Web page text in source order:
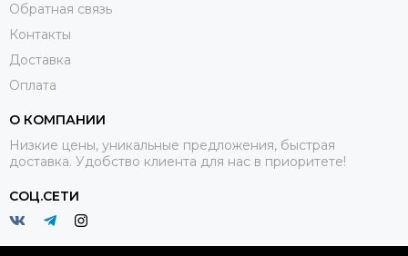
Обратная связь
Контакты
Доставка
Оплата
О КОМПАНИИ
Низкие цены, уникальные предложения, быстрая
доставка. Удобство клиента для нас в приоритете!
СОЦ.СЕТИ